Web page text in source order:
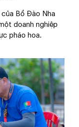
của Bồ Đào Nha
doanh nghiệp
pháo hoa.